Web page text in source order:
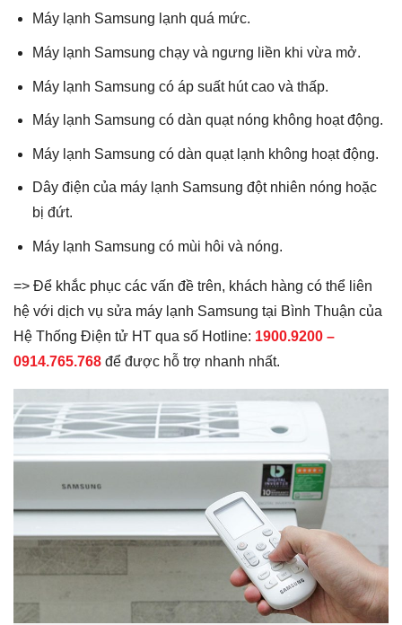
Máy lạnh Samsung lạnh quá mức.
Máy lạnh Samsung chạy và ngưng liền khi vừa mở.
Máy lạnh Samsung có áp suất hút cao và thấp.
Máy lạnh Samsung có dàn quạt nóng không hoạt động.
Máy lạnh Samsung có dàn quạt lạnh không hoạt động.
Dây điện của máy lạnh Samsung đột nhiên nóng hoặc
bị đứt.
Máy lạnh Samsung có mùi hôi và nóng.
=> Để khắc phục các vấn đề trên, khách hàng có thể liên
hệ với dịch vụ sửa máy lạnh Samsung tại Bình Thuận của
Hệ Thống Điện tử HT qua số Hotline: 1900.9200 –
0914.765.768 để được hỗ trợ nhanh nhất.